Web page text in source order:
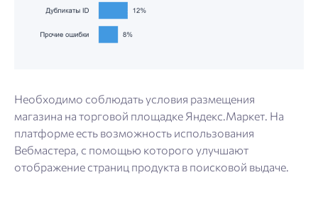
Необходимо соблюдать условия размещения
магазина на торговой площадке Яндекс.Маркет. На
платформе есть возможность использования
Вебмастера, с помощью которого улучшают
отображение страниц продукта в поисковой выдаче.